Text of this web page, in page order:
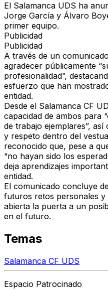
El Salamanca UDS ha
Jorge García y Álvaro
primer equipo.
Publicidad
Publicidad
A través de un
agradecer públicamente
profesionalidad”,
esfuerzo que han
entidad.
Desde el Salamanca CF
capacidad de ambos para
de trabajo ejemplares”,
y respeto dentro del
reconocido que, pese a
“no hayan sido los
deja aprendizajes
entidad.
El comunicado concluye
futuros retos personales y
abierta la puerta a un
en el futuro.
Temas
Salamanca CF UDS
Espacio Patrocinado